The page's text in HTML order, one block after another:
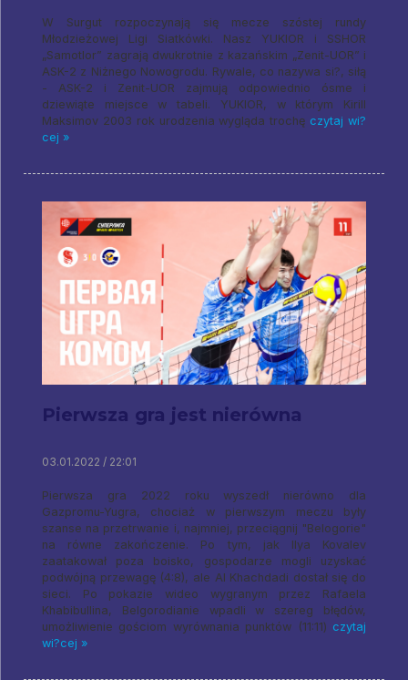
W Surgut rozpoczynają się mecze szóstej rundy
Młodzieżowej Ligi Siatkówki. Nasz YUKIOR i SSHOR
„Samotlor” zagrają dwukrotnie z kazańskim „Zenit-UOR” i
ASK-2 z Niżnego Nowogrodu. Rywale, co nazywa si?, siłą
- ASK-2 i Zenit-UOR zajmują odpowiednio ósme i
dziewiąte miejsce w tabeli. YUKIOR, w którym Kirill
Maksimov 2003 rok urodzenia wygląda trochę czytaj wi?
cej »
Pierwsza gra jest nierówna
03.01.2022 / 22:01
Pierwsza gra 2022 roku wyszedł nierówno dla
Gazpromu-Yugra, chociaż w pierwszym meczu były
szanse na przetrwanie i, najmniej, przeciągnij "Belogorie"
na równe zakończenie. Po tym, jak Ilya Kovalev
zaatakował poza boisko, gospodarze mogli uzyskać
podwójną przewagę (4:8), ale Al Khachdadi dostał się do
sieci. Po pokazie wideo wygranym przez Rafaela
Khabibullina, Belgorodianie wpadli w szereg błędów,
umożliwienie gościom wyrównania punktów (11:11) czytaj
wi?cej »